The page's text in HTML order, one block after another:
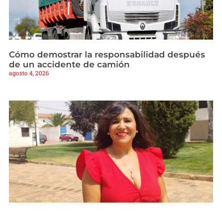
Cómo demostrar la responsabilidad después
de un accidente de camión
agosto 4, 2026